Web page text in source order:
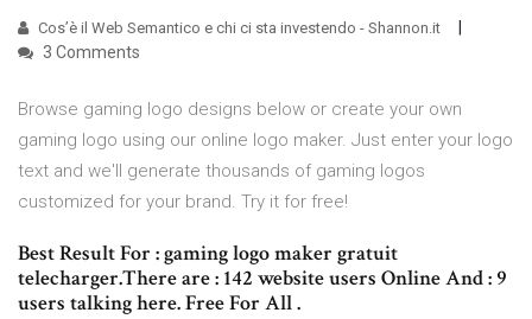
Cos’è il Web Semantico e chi ci sta investendo - Shannon.it
3 Comments
Browse gaming logo designs below or create your own
gaming logo using our online logo maker. Just enter your logo
text and we'll generate thousands of gaming logos
customized for your brand. Try it for free!
Best Result For : gaming logo maker gratuit
telecharger.There are : 142 website users Online And : 9
users talking here. Free For All .